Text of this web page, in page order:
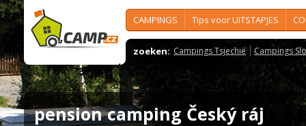
CAMPINGS Tips voor UITSTAPJES
zoeken: Campings Tsjechië Campings
pension camping Český ráj